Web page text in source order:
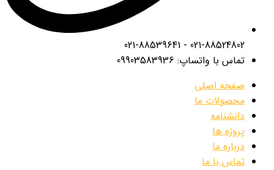
021-88524802 - 021-88539641
تماس با واتساپ: 09903583936
صفحه اصلی
محصولات ما
دانشنامه
پروژه ها
درباره ما
تماس با ما